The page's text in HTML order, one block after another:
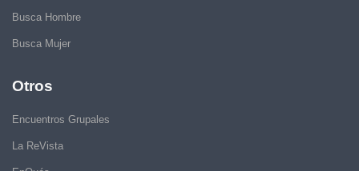
Busca Hombre
Busca Mujer
Otros
Encuentros Grupales
La ReVista